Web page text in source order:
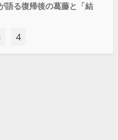
語る復帰後の葛藤と「結
4